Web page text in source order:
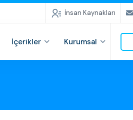
İnsan Kaynakları
İçerikler Kurumsal